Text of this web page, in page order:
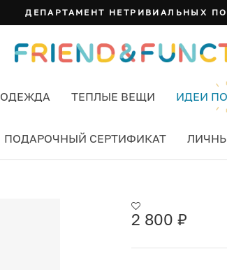
ДЕПАРТАМЕНТ НЕТРИВИАЛЬНЫХ
ОДЕЖДА ТЕПЛЫЕ ВЕЩИ ИДЕИ
ПОДАРОЧНЫЙ СЕРТИФИКАТ
2 800 ₽